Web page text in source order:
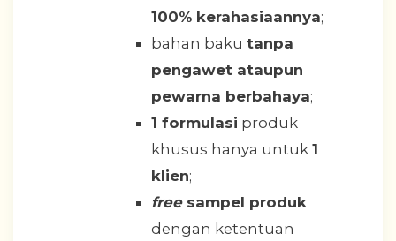
100% kerahasiaannya;
bahan baku tanpa
pengawet ataupun
pewarna berbahaya;
1 formulasi produk
khusus hanya untuk 1
klien;
freesampel produk
dengan ketentuan